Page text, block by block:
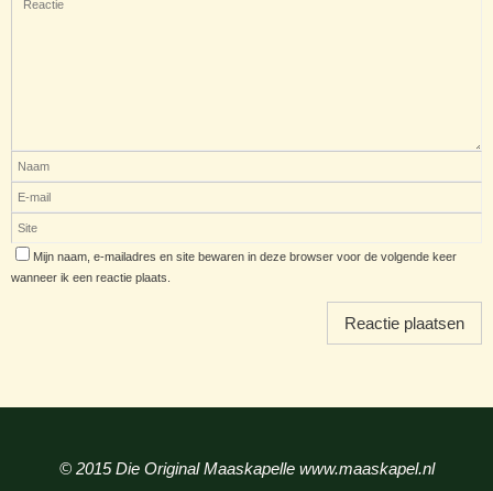
Mijn naam, e-mailadres en site bewaren in deze browser voor de volgende keer
wanneer ik een reactie plaats.
© 2015 Die Original Maaskapelle www.maaskapel.nl